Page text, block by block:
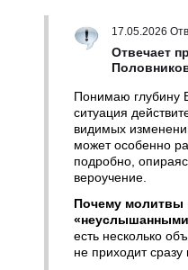
17.05.2026
Отвечает
Понимаю глубину
ситуация
видимых
может особенно
подробно,
вероучение.
Почему молитвы
есть несколько
не приходит